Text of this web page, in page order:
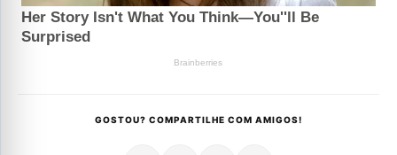
GOSTOU? COMPARTILHE COM AMIGOS!